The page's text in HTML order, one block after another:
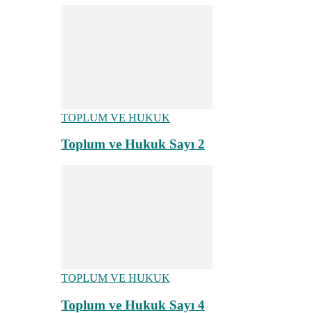
TOPLUM VE HUKUK
Toplum ve Hukuk Sayı 2
TOPLUM VE HUKUK
Toplum ve Hukuk Sayı 4